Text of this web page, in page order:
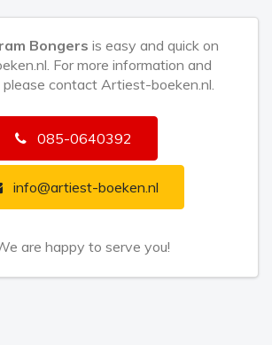
Bongers is easy and quick on
For more information and
please contact Artiest-boeken.nl.
085-0640392
info@artiest-boeken.nl
are happy to serve you!